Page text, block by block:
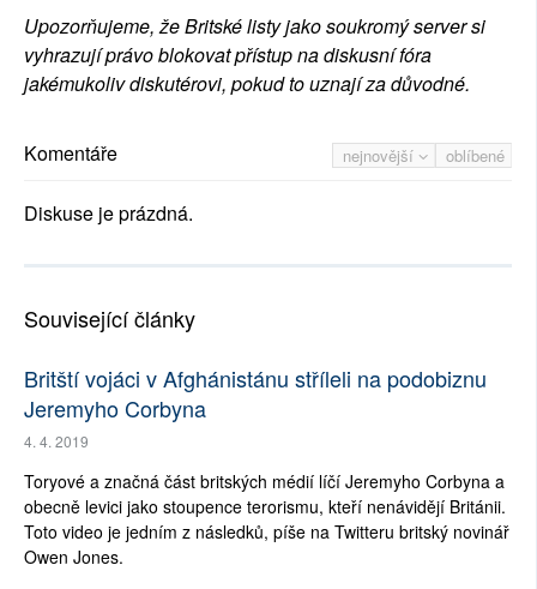
Upozorňujeme, že Britské listy jako soukromý server si
vyhrazují právo blokovat přístup na diskusní fóra
jakémukoliv diskutérovi, pokud to uznají za důvodné.
nejnovější oblíbené
Komentáře
Diskuse je prázdná.
Související články
Britští vojáci v Afghánistánu stříleli na podobiznu
Jeremyho Corbyna
4. 4. 2019
Toryové a značná část britských médií líčí Jeremyho Corbyna a
obecně levici jako stoupence terorismu, kteří nenávidějí Británii.
Toto video je jedním z následků, píše na Twitteru britský novinář
Owen Jones.